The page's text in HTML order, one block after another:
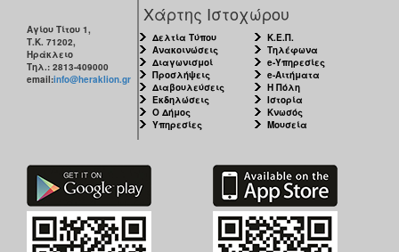
Αγίου Τίτου 1,
Τ.Κ. 71202,
Ηράκλειο
Τηλ.: 2813-409000
email:info@heraklion.gr
Χάρτης Ιστοχώρου
Δελτία Τύπου
Ανακοινώσεις
Διαγωνισμοί
Προσλήψεις
Διαβουλεύσεις
Εκδηλώσεις
Ο Δήμος
Υπηρεσίες
Κ.Ε.Π.
Τηλέφωνα
e-Υπηρεσίες
e-Αιτήματα
Η Πόλη
Ιστορία
Κνωσός
Μουσεία